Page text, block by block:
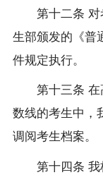
第十二条 对
生部颁发的《普
件规定执行。
第十三条 在
数线的考生中，
调阅考生档案。
第十四条 我